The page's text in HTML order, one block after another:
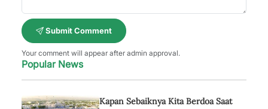
Submit Comment
Your comment will appear after admin approval.
Popular News
Kapan Sebaiknya Kita Berdoa Saat